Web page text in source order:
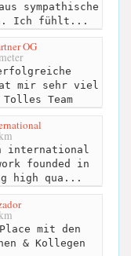
sympathische
Ich fühlt...
OG
mir sehr viel
Tolles Team
international
founded in
high qua...
mit den
& Kollegen